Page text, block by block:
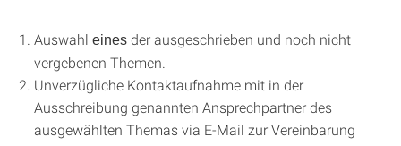
Auswahl eines der ausgeschrieben und noch nicht
vergebenen Themen.
Unverzügliche Kontaktaufnahme mit in der
Ausschreibung genannten Ansprechpartner des
ausgewählten Themas via E-Mail zur Vereinbarung